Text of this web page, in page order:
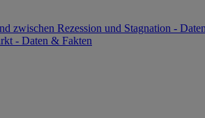
zwischen Rezession und Stagnation -
- Daten & Fakten